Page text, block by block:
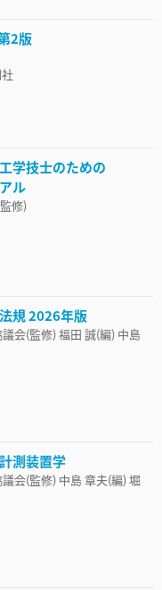
2版
学技士のための
ル
修)
規 2026年版
会(監修) 福田 誠(編) 中島
測装置学
会(監修) 中島 章夫(編) 堀